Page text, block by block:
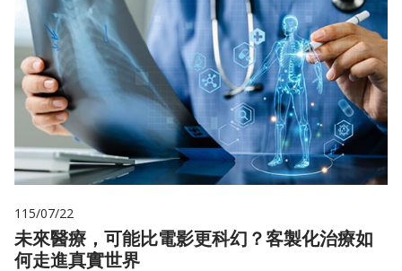
115/07/22
未來醫療，可能比電影更科幻？客製化治療如
何走進真實世界